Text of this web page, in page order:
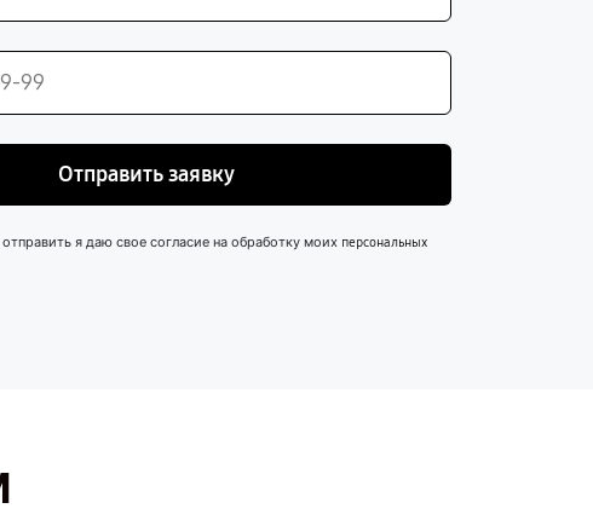
Отправить заявку
я даю свое согласие на обработку моих персональных